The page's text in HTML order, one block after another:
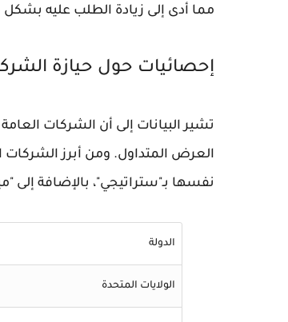
مما أدى إلى زيادة الطلب عليه بشكل
إحصائيات حول حيازة
العرض المتداول. ومن أبرز الشركات
نفسها بـ"ستراتيجي"، بالإضافة إلى
الدولة
الولايات المتحدة